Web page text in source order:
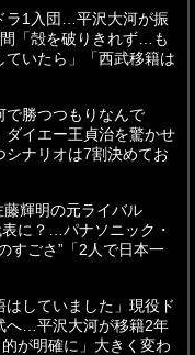
1入団…平沢大河が振
「殻を破りきれず…も
ていたら」「西武移籍は
で勝つつもりなんで
ダイエー王貞治を驚かせ
ナリオは7割決めてお
藤輝明の元ライバル
表に？…パナソニック・
すごさ”「2人で日本一
はしていました」現役ド
へ…平沢大河が移籍2年
的が明確に」大きく変わ